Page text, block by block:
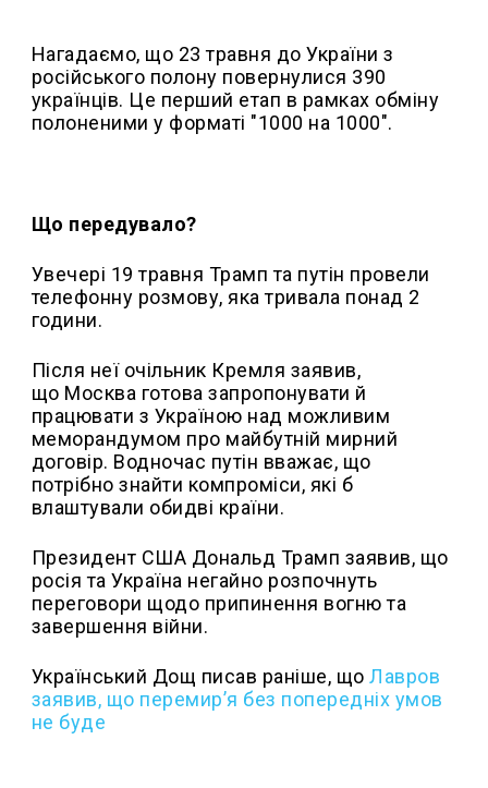
Нагадаємо, що 23 травня до України з
російського полону повернулися 390
українців. Це перший етап в рамках обміну
полоненими у форматі "1000 на 1000".
Що передувало?
Увечері 19 травня Трамп та путін провели
телефонну розмову, яка тривала понад 2
години.
Після неї очільник Кремля заявив,
що Москва готова запропонувати й
працювати з Україною над можливим
меморандумом про майбутній мирний
договір. Водночас путін вважає, що
потрібно знайти компроміси, які б
влаштували обидві країни.
Президент США Дональд Трамп заявив, що
росія та Україна негайно розпочнуть
переговори щодо припинення вогню та
завершення війни.
Український Дощ писав раніше, щоЛавров
заявив, що перемир’я без попередніх умов
не буде